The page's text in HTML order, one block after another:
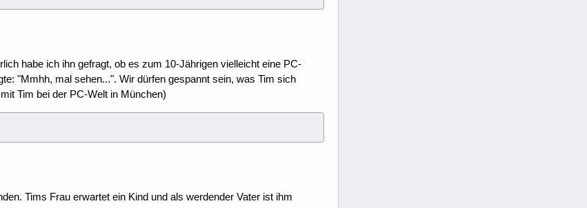
habe ich ihn gefragt, ob es zum 10-Jährigen vielleicht eine PC-
"Mmhh, mal sehen...". Wir dürfen gespannt sein, was Tim sich
Tim bei der PC-Welt in München)
Tims Frau erwartet ein Kind und als werdender Vater ist ihm